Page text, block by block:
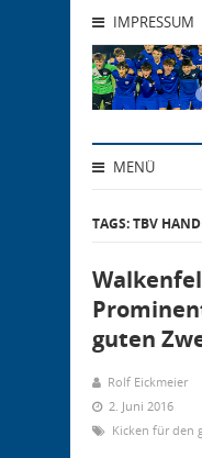
IMPRESSUM
MENÜ
TAGS: TBV
guten
Rolf Eickmeier
2. Juni 2016
Kicken für den